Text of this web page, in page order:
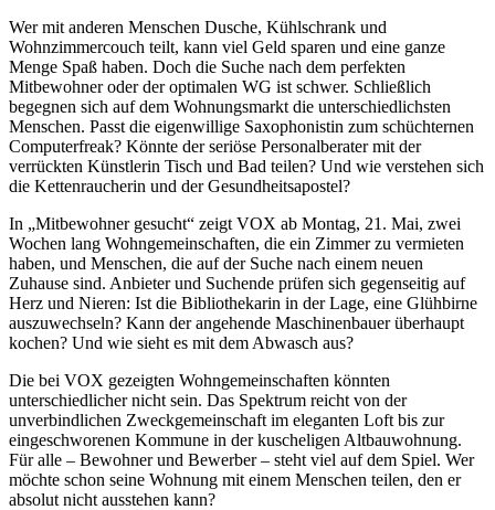
Wer mit anderen Menschen Dusche, Kühlschrank und
Wohnzimmercouch teilt, kann viel Geld sparen und eine ganze
Menge Spaß haben. Doch die Suche nach dem perfekten
Mitbewohner oder der optimalen WG ist schwer. Schließlich
begegnen sich auf dem Wohnungsmarkt die unterschiedlichsten
Menschen. Passt die eigenwillige Saxophonistin zum schüchternen
Computerfreak? Könnte der seriöse Personalberater mit der
verrückten Künstlerin Tisch und Bad teilen? Und wie verstehen sich
die Kettenraucherin und der Gesundheitsapostel?
In „Mitbewohner gesucht“ zeigt VOX ab Montag, 21. Mai, zwei
Wochen lang Wohngemeinschaften, die ein Zimmer zu vermieten
haben, und Menschen, die auf der Suche nach einem neuen
Zuhause sind. Anbieter und Suchende prüfen sich gegenseitig auf
Herz und Nieren: Ist die Bibliothekarin in der Lage, eine Glühbirne
auszuwechseln? Kann der angehende Maschinenbauer überhaupt
kochen? Und wie sieht es mit dem Abwasch aus?
Die bei VOX gezeigten Wohngemeinschaften könnten
unterschiedlicher nicht sein. Das Spektrum reicht von der
unverbindlichen Zweckgemeinschaft im eleganten Loft bis zur
eingeschworenen Kommune in der kuscheligen Altbauwohnung.
Für alle – Bewohner und Bewerber – steht viel auf dem Spiel. Wer
möchte schon seine Wohnung mit einem Menschen teilen, den er
absolut nicht ausstehen kann?